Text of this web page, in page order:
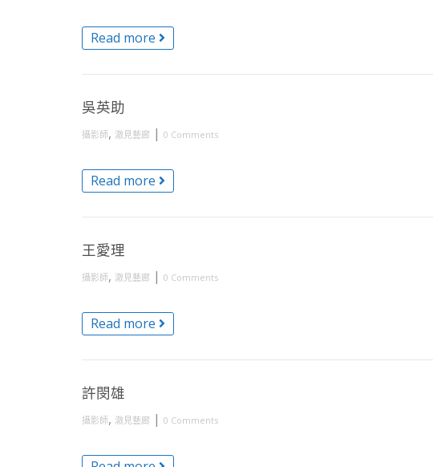
Read more
吳英助
攝影師, 澈見藝廊 | 0 Comments
Read more
王愛理
攝影師, 澈見藝廊 | 0 Comments
Read more
許閔雄
攝影師, 澈見藝廊 | 0 Comments